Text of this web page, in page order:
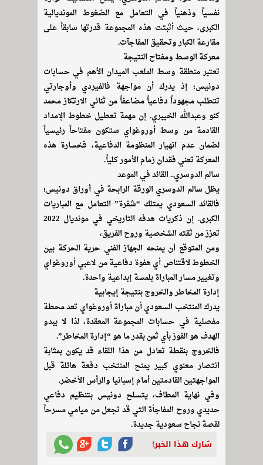
نفسياً وذهنياً في التعامل مع الضغوط المونديالية
الكبرى، حيث أثبتت هذه المجموعة قدرتها سابقاً على
مقارعة الكبار وتحقيق المفاجآت.
معركة الوسط ومفتاح النتيجة
تعتبر منطقة وسط الملعب الميدان الأهم في حسابات
دونيس؛ إذ يدرك أن مواجهة فالفيردي وأوجارتي
تتطلب مجهوداً دفاعياً مضاعفاً من ثنائي الارتكاز محمد
كنو وعبدالله الخيبري. إن مهمة تعطيل خطوط الإمداد
القادمة من وسط أوروغواي ستكون مفتاحاً رئيسياً
لضمان عدم انهيار المنظومة الدفاعية، فخسارة هذه
المعركة تعني فقدان زمام الأمور كلياً.
سالم الدوسري.. القائد في الموعد
يظل سالم الدوسري الورقة الرابحة في أوراق دونيس؛
فالقائد السعودي يمتلك “شفرة” التعامل مع المباريات
الكبرى. إن ذكريات هدفه التاريخي في مونديال 2022
تعزز من ثقته الشخصية وروح الفريق،
ومن المتوقع أن يمنحه الجهاز الفني حرية الحركة بين
الخطوط لاقتناص أي هفوة دفاعية من لاعبي أوروغواي
وتغيير مسار المباراة بلمسة إبداعية واحدة.
إدارة المخاطر والخروج بنتيجة إيجابية
يدرك المنتخب السعودي أن مباراة أوروغواي تعد محطة
مفصلية في حسابات المجموعة المعقدة، لذا لا يبدو
الهدف هو الفوز بأي ثمن بقدر ما هو “إدارة المخاطر”.
فالخروج بنقطة تعادل من هذا اللقاء قد يكون بمثابة
انتصار معنوي كبير يمنح المنتخب دفعة هائلة قبل
المواجهتين القادمتين أمام إسبانيا والرأس الأخضر.
وفي نهاية المطاف، يتسلح دونيس بتنظيم دفاعي
حديدي وروح المفاجأة التي قد تجعل من ميامي مسرحاً
لقصة نجاح سعودية جديدة.
شارك هذا الخبر!